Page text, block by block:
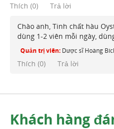
Thích (0) Trả lời
Chào anh, Tinh chất hàu
dùng 1-2 viên mỗi ngày,
Quản trị viên: Dược sĩ Hoàng
Thích (0) Trả lời
Khách hàng